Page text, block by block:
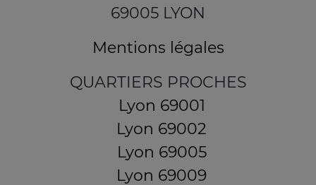
69005 LYON
Mentions légales
QUARTIERS PROCHES
Lyon 69001
Lyon 69002
Lyon 69005
Lyon 69009